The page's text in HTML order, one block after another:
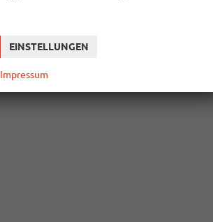
EINSTELLUNGEN
Impressum